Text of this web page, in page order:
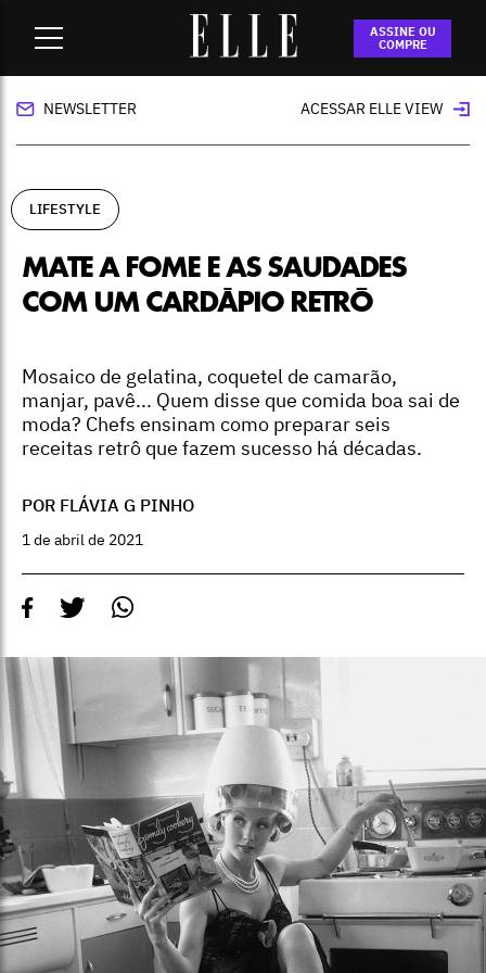
ASSINE OU
COMPRE
Mate a fome e as saudades com um
cardápio retrô
NEWSLETTER ACESSAR ELLE VIEW
LIFESTYLE
MATE A FOME E AS SAUDADES
COM UM CARDÁPIO RETRÔ
Mosaico de gelatina, coquetel de camarão,
manjar, pavê... Quem disse que comida boa sai de
moda? Chefs ensinam como preparar seis
receitas retrô que fazem sucesso há décadas.
POR FLÁVIA G PINHO
1 de abril de 2021